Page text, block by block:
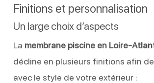
Finitions et personnalisation
Un large choix d’aspects
La membrane piscine en Loire-
décline en plusieurs finitions afin de
avec le style de votre extérieur :